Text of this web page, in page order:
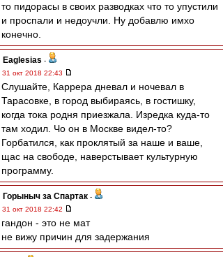
то пидорасы в своих разводках что то упустили
и проспали и недоучли. Ну добавлю имхо
конечно.
Eaglesias -
31 окт 2018 22:43
Слушайте, Каррера дневал и ночевал в
Тарасовке, в город выбираясь, в гостишку,
когда тока родня приезжала. Изредка куда-то
там ходил. Чо он в Москве видел-то?
Горбатился, как проклятый за наше и ваше,
щас на свободе, наверстывает культурную
программу.
Горыныч за Спартак -
31 окт 2018 22:42
гандон - это не мат
не вижу причин для задержания